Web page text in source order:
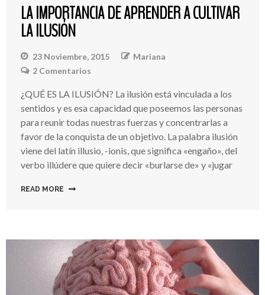
LA IMPORTANCIA DE APRENDER A CULTIVAR
LA ILUSIÓN
23 Noviembre, 2015
Mariana
2 Comentarios
Importancia
De
Aprender
A
La
ILUSIÓN
¿QUÉ ES LA ILUSIÓN? La ilusión está vinculada a los
sentidos y es esa capacidad que poseemos las personas
para reunir todas nuestras fuerzas y concentrarlas a
favor de la conquista de un objetivo. La palabra ilusión
viene del latín illusio, -ionis, que significa «engaño», del
verbo illúdere que quiere decir «burlarse de» y «jugar
READ MORE